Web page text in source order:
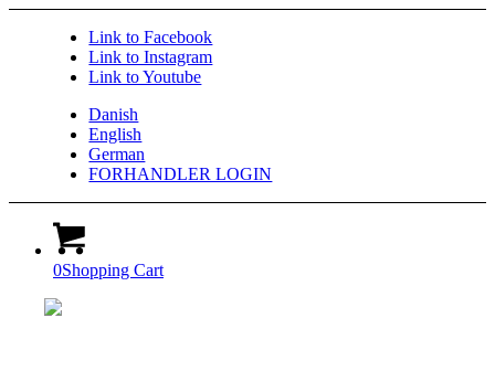
Link to Facebook
Link to Instagram
Link to Youtube
Danish
English
German
FORHANDLER LOGIN
0Shopping Cart